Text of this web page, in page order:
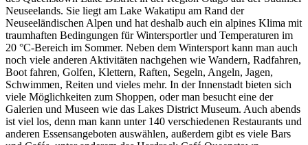
Neuseelands. Sie liegt am Lake Wakatipu am Rand der
Neuseeländischen Alpen und hat deshalb auch ein alpines Klima mit
traumhaften Bedingungen für Wintersportler und Temperaturen im
20 °C-Bereich im Sommer. Neben dem Wintersport kann man auch
noch viele anderen Aktivitäten nachgehen wie Wandern, Radfahren,
Boot fahren, Golfen, Klettern, Raften, Segeln, Angeln, Jagen,
Schwimmen, Reiten und vieles mehr. In der Innenstadt bieten sich
viele Möglichkeiten zum Shoppen, oder man besucht eine der
Galerien und Museen wie das Lakes District Museum. Auch abends
ist viel los, denn man kann unter 140 verschiedenen Restaurants und
anderen Essensangeboten auswählen, außerdem gibt es viele Bars